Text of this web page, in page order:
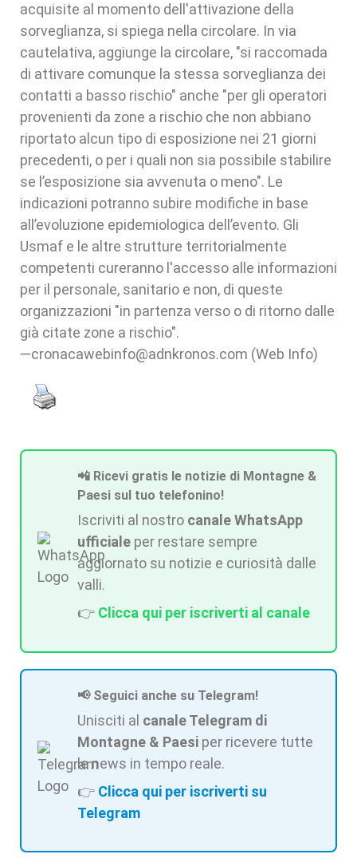
acquisite al momento dell'attivazione della
sorveglianza, si spiega nella circolare. In via
cautelativa, aggiunge la circolare, "si raccomada
di attivare comunque la stessa sorveglianza dei
contatti a basso rischio" anche "per gli operatori
provenienti da zone a rischio che non abbiano
riportato alcun tipo di esposizione nei 21 giorni
precedenti, o per i quali non sia possibile stabilire
se l’esposizione sia avvenuta o meno". Le
indicazioni potranno subire modifiche in base
all’evoluzione epidemiologica dell’evento. Gli
Usmaf e le altre strutture territorialmente
competenti cureranno l'accesso alle informazioni
per il personale, sanitario e non, di queste
organizzazioni "in partenza verso o di ritorno dalle
già citate zone a rischio".
—cronacawebinfo@adnkronos.com (Web Info)
📲 Ricevi gratis le notizie di Montagne &
Paesi sul tuo telefonino!
Iscriviti al nostro canale WhatsApp
ufficiale per restare sempre
aggiornato su notizie e curiosità dalle
valli.
👉 Clicca qui per iscriverti al canale
📢 Seguici anche su Telegram!
Unisciti al canale Telegram di
Montagne & Paesi per ricevere tutte
le news in tempo reale.
👉 Clicca qui per iscriverti su
Telegram